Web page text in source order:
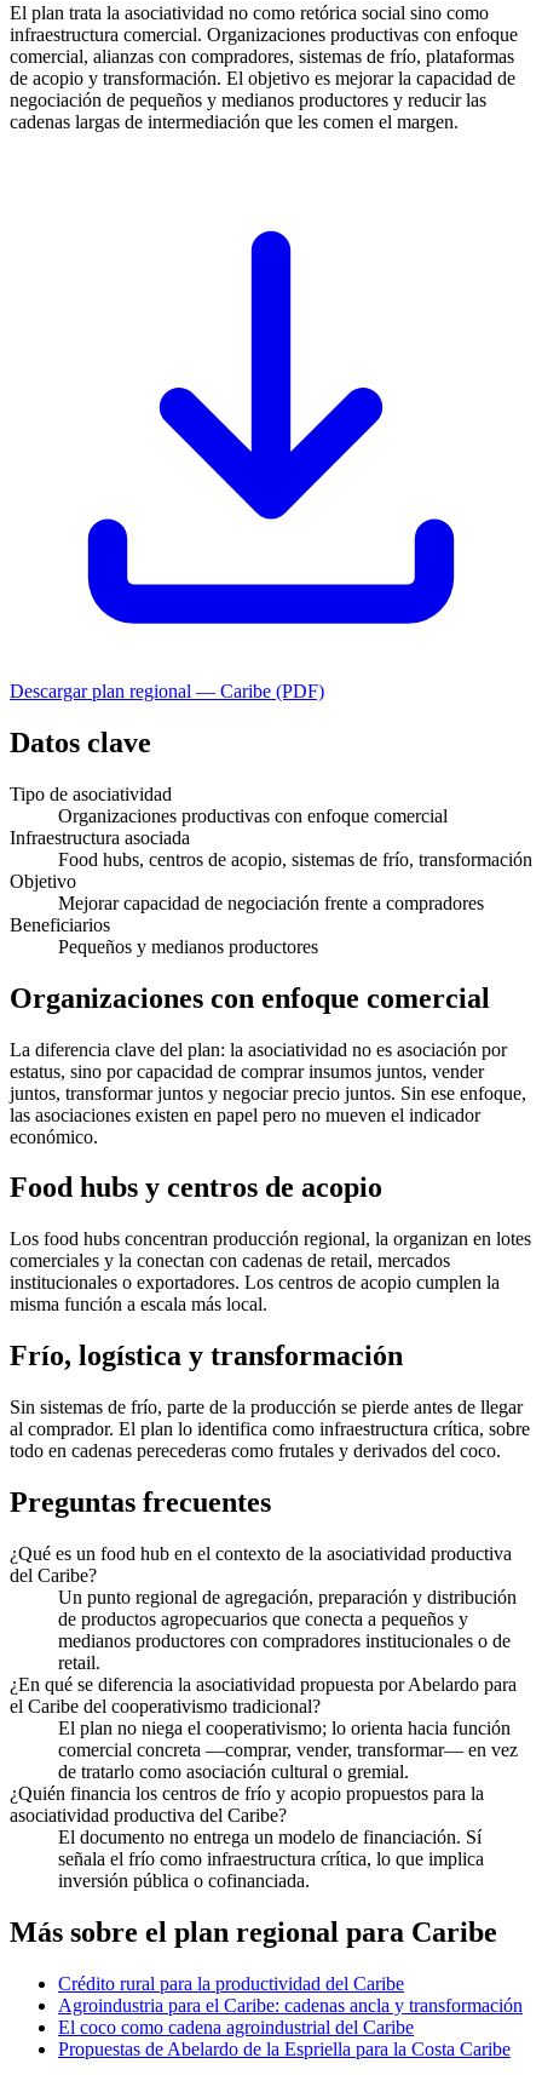
El plan trata la asociatividad no como retórica social sino como
infraestructura comercial. Organizaciones productivas con enfoque
comercial, alianzas con compradores, sistemas de frío, plataformas
de acopio y transformación. El objetivo es mejorar la capacidad de
negociación de pequeños y medianos productores y reducir las
cadenas largas de intermediación que les comen el margen.
Descargar plan regional — Caribe (PDF)
Datos clave
Tipo de asociatividad
Organizaciones productivas con enfoque comercial
Infraestructura asociada
Food hubs, centros de acopio, sistemas de frío, transformación
Objetivo
Mejorar capacidad de negociación frente a compradores
Beneficiarios
Pequeños y medianos productores
Organizaciones con enfoque comercial
La diferencia clave del plan: la asociatividad no es asociación por
estatus, sino por capacidad de comprar insumos juntos, vender
juntos, transformar juntos y negociar precio juntos. Sin ese enfoque,
las asociaciones existen en papel pero no mueven el indicador
económico.
Food hubs y centros de acopio
Los food hubs concentran producción regional, la organizan en lotes
comerciales y la conectan con cadenas de retail, mercados
institucionales o exportadores. Los centros de acopio cumplen la
misma función a escala más local.
Frío, logística y transformación
Sin sistemas de frío, parte de la producción se pierde antes de llegar
al comprador. El plan lo identifica como infraestructura crítica, sobre
todo en cadenas perecederas como frutales y derivados del coco.
Preguntas frecuentes
¿Qué es un food hub en el contexto de la asociatividad productiva
del Caribe?
Un punto regional de agregación, preparación y distribución
de productos agropecuarios que conecta a pequeños y
medianos productores con compradores institucionales o de
retail.
¿En qué se diferencia la asociatividad propuesta por Abelardo para
el Caribe del cooperativismo tradicional?
El plan no niega el cooperativismo; lo orienta hacia función
comercial concreta —comprar, vender, transformar— en vez
de tratarlo como asociación cultural o gremial.
¿Quién financia los centros de frío y acopio propuestos para la
asociatividad productiva del Caribe?
El documento no entrega un modelo de financiación. Sí
señala el frío como infraestructura crítica, lo que implica
inversión pública o cofinanciada.
Más sobre el plan regional para Caribe
Crédito rural para la productividad del Caribe
Agroindustria para el Caribe: cadenas ancla y transformación
El coco como cadena agroindustrial del Caribe
Propuestas de Abelardo de la Espriella para la Costa Caribe